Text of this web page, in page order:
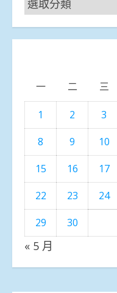
聞
分
一 二 三
1 2 3
8
9 10
15
16 17
22
23 24
29
30
« 5 月